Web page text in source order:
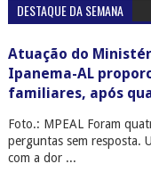
DESTAQUE DA SEMANA
Atuação do
Ipanema-AL
familiares, após
Foto.: MPEAL Foram
perguntas sem resposta.
com a dor ...